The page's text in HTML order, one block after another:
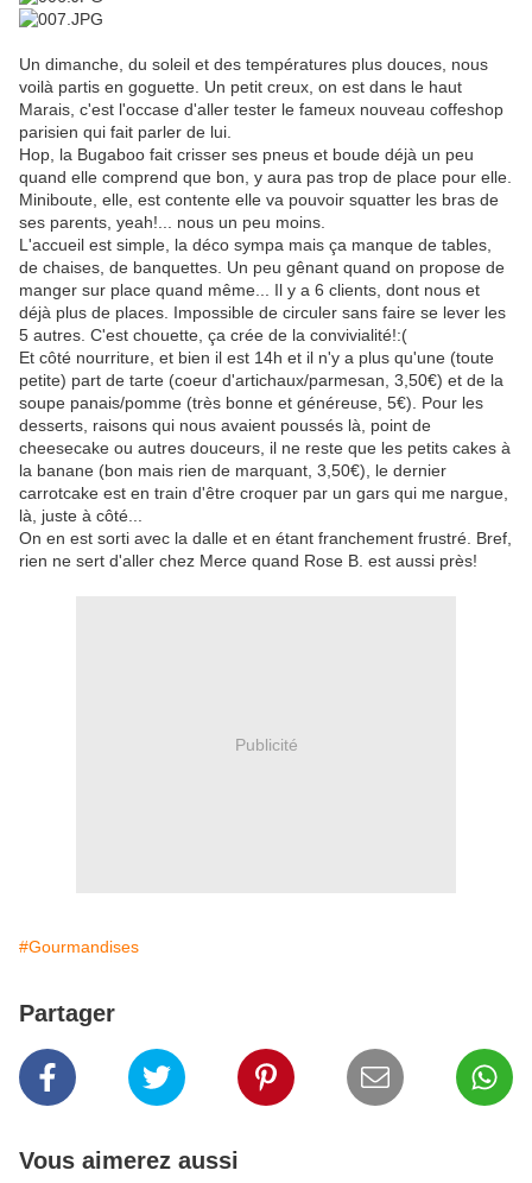
Un dimanche, du soleil et des températures plus douces, nous
voilà partis en goguette. Un petit creux, on est dans le haut
Marais, c'est l'occase d'aller tester le fameux nouveau coffeshop
parisien qui fait parler de lui.
Hop, la Bugaboo fait crisser ses pneus et boude déjà un peu
quand elle comprend que bon, y aura pas trop de place pour elle.
Miniboute, elle, est contente elle va pouvoir squatter les bras de
ses parents, yeah!... nous un peu moins.
L'accueil est simple, la déco sympa mais ça manque de tables,
de chaises, de banquettes. Un peu gênant quand on propose de
manger sur place quand même... Il y a 6 clients, dont nous et
déjà plus de places. Impossible de circuler sans faire se lever les
5 autres. C'est chouette, ça crée de la convivialité!:(
Et côté nourriture, et bien il est 14h et il n'y a plus qu'une (toute
petite) part de tarte (coeur d'artichaux/parmesan, 3,50€) et de la
soupe panais/pomme (très bonne et généreuse, 5€). Pour les
desserts, raisons qui nous avaient poussés là, point de
cheesecake ou autres douceurs, il ne reste que les petits cakes à
la banane (bon mais rien de marquant, 3,50€), le dernier
carrotcake est en train d'être croquer par un gars qui me nargue,
là, juste à côté...
On en est sorti avec la dalle et en étant franchement frustré. Bref,
rien ne sert d'aller chez Merce quand Rose B. est aussi près!
Publicité
#Gourmandises
Partager
Vous aimerez aussi